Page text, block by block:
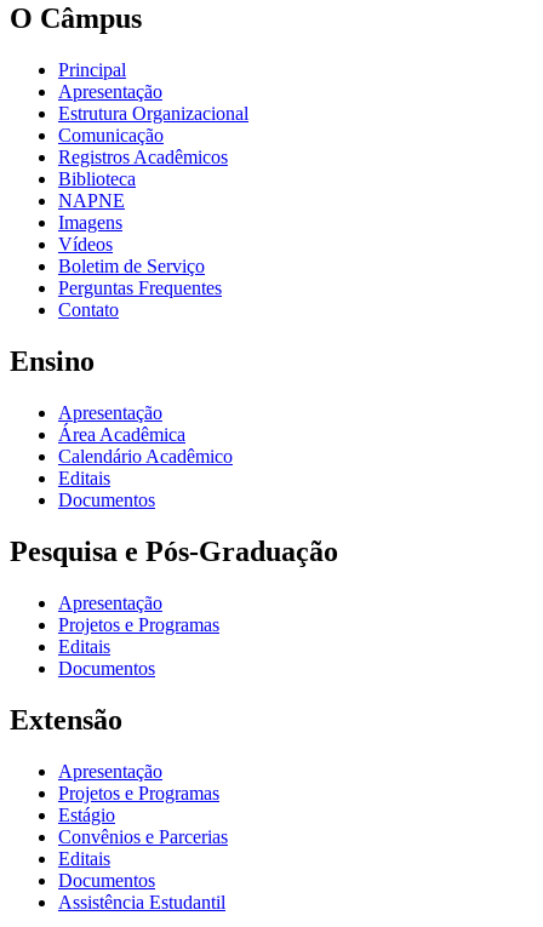
O Câmpus
Principal
Apresentação
Estrutura Organizacional
Comunicação
Registros Acadêmicos
Biblioteca
NAPNE
Imagens
Vídeos
Boletim de Serviço
Perguntas Frequentes
Contato
Ensino
Apresentação
Área Acadêmica
Calendário Acadêmico
Editais
Documentos
Pesquisa e Pós-Graduação
Apresentação
Projetos e Programas
Editais
Documentos
Extensão
Apresentação
Projetos e Programas
Estágio
Convênios e Parcerias
Editais
Documentos
Assistência Estudantil